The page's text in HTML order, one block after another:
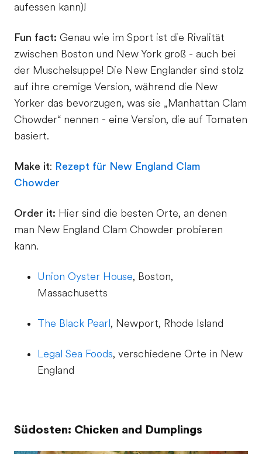
aufessen kann)!
Fun fact: Genau wie im Sport ist die Rivalität
zwischen Boston und New York groß - auch bei
der Muschelsuppe! Die New Englander sind stolz
auf ihre cremige Version, während die New
Yorker das bevorzugen, was sie „Manhattan Clam
Chowder“ nennen - eine Version, die auf Tomaten
basiert.
Make it: Rezept für New England Clam
Chowder
Order it: Hier sind die besten Orte, an denen
man New England Clam Chowder probieren
kann.
Union Oyster House, Boston,
Massachusetts
The Black Pearl, Newport, Rhode Island
Legal Sea Foods, verschiedene Orte in New
England
Südosten: Chicken and Dumplings